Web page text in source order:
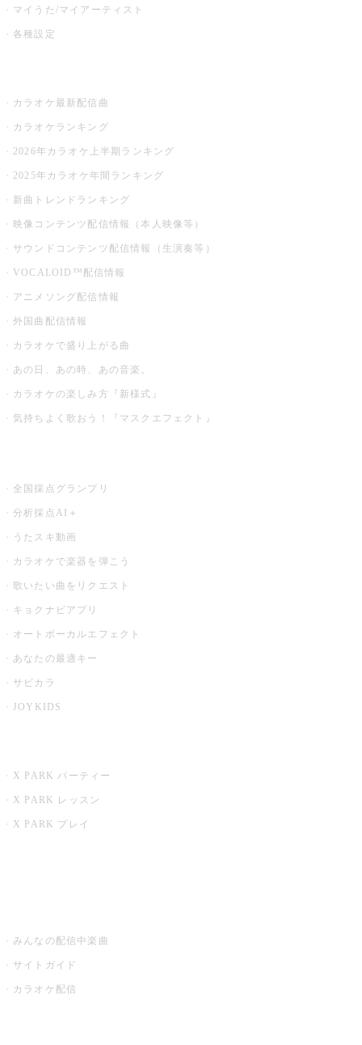
マイうた/マイアーティスト
各種設定
カラオケ最新配信曲
カラオケランキング
2026年カラオケ上半期ランキング
2025年カラオケ年間ランキング
新曲トレンドランキング
映像コンテンツ配信情報（本人映像等）
サウンドコンテンツ配信情報（生演奏等）
VOCALOID™配信情報
アニメソング配信情報
外国曲配信情報
カラオケで盛り上がる曲
あの日、あの時、あの音楽。
カラオケの楽しみ方『新様式』
気持ちよく歌おう！『マスクエフェクト』
全国採点グランプリ
分析採点AI＋
うたスキ動画
カラオケで楽器を弾こう
歌いたい曲をリクエスト
キョクナビアプリ
オートボーカルエフェクト
あなたの最適キー
サビカラ
JOYKIDS
X PARK パーティー
X PARK レッスン
X PARK プレイ
みんなの配信中楽曲
サイトガイド
カラオケ配信